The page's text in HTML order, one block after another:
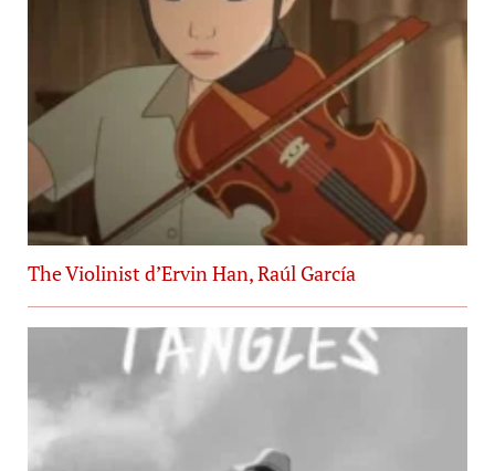
The Violinist d’Ervin Han, Raúl García